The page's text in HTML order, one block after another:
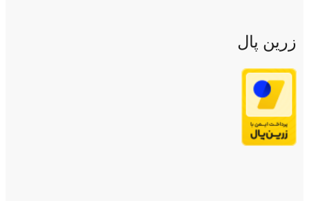
زرین پال